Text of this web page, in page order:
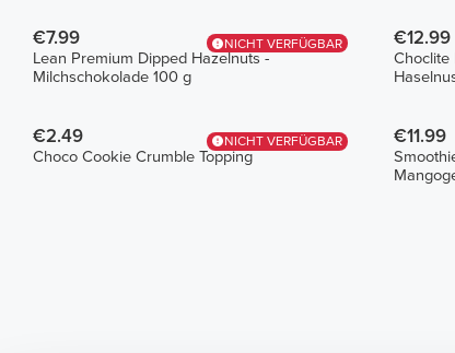
NICHT VERFÜGBAR
€7.99
Lean Premium Dipped Hazelnuts -
Milchschokolade 100 g
€12.99
Choclite
NICHT VERFÜGBAR
€2.49
Choco Cookie Crumble Topping
€11.99